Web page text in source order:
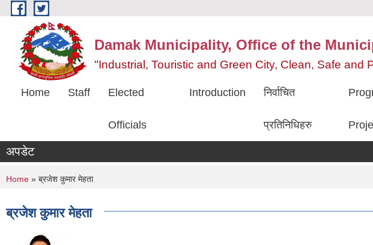
Skip to main content
Damak Municipality, Office of the
"Industrial, Touristic and Green City, Clean, Safe and
Home Staff Elected
Officials
Introduction निर्वाचित
प्रतिनिधिहरु
अपडेट
You are here
Home » ब्रजेश कुमार मेहता
ब्रजेश कुमार मेहता